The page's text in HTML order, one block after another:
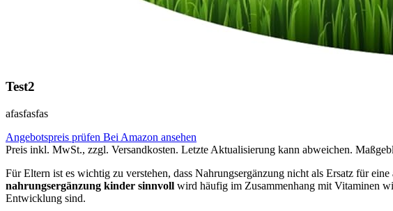
Test2
afasfasfas
Angebotspreis prüfen Bei Amazon ansehen
Preis inkl. MwSt., zzgl. Versandkosten. Letzte Aktualisierung kann abweichen.
Für Eltern ist es wichtig zu verstehen, dass Nahrungsergänzung nicht als Ersatz für
nahrungsergänzung kinder sinnvoll wird häufig im Zusammenhang mit Vitaminen
Entwicklung sind.